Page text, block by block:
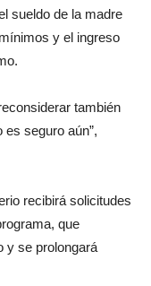
sueldo de la madre
y el ingreso
también
seguro aún”,
recibirá solicitudes
que
y se prolongará